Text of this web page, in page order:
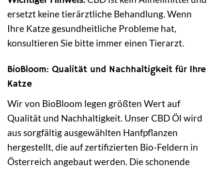
ersetzt keine tierärztliche Behandlung. Wenn
Ihre Katze gesundheitliche Probleme hat,
konsultieren Sie bitte immer einen Tierarzt.
BioBloom: Qualität und Nachhaltigkeit für Ihre
Katze
Wir von BioBloom legen größten Wert auf
Qualität und Nachhaltigkeit. Unser CBD Öl wird
aus sorgfältig ausgewählten Hanfpflanzen
hergestellt, die auf zertifizierten Bio-Feldern in
Österreich angebaut werden. Die schonende